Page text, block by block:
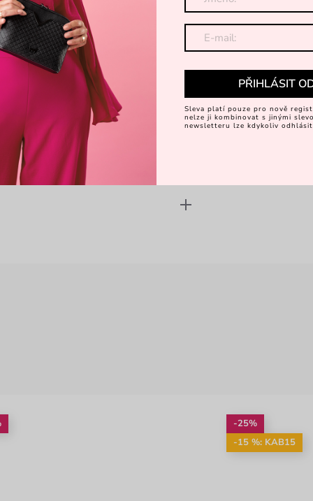
Objevte
-25%
-15 %: KAB15
PŘIHLÁSIT
Sleva platí pouze pro nově
nelze ji kombinovat s jinými
newsletteru lze kdykoliv